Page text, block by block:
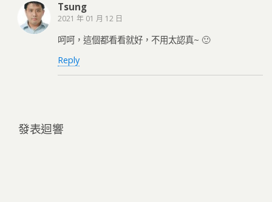
Tsung
2021 年 01 月 12 日
呵呵，這個都看看就好，不用太認真~ 🙂
Reply
發表迴響